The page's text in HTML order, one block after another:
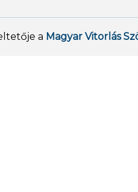
a Magyar Vitorlás